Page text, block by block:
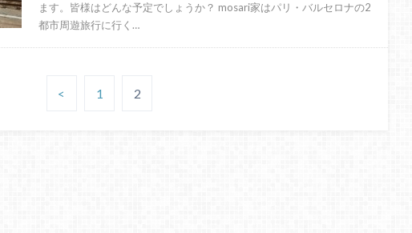
ます。皆様はどんな予定でしょうか？ mosari家はパリ・バルセロナの2
都市周遊旅行に行く…
< 1 2